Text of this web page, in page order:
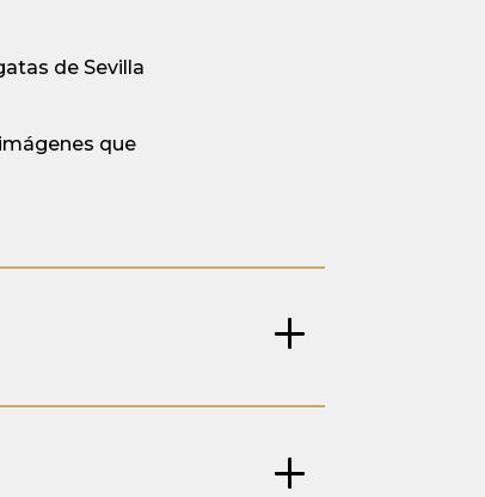
de Sevilla
que